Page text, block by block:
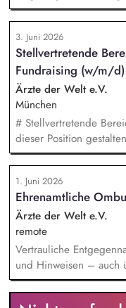
vermögenden
individueller
Planung, Organisation
Fundraising-
Begleitung der
hochrangigen
3. Juni 2026
Stellvertretende
Fundraising (w/m/d)
Ärzte der Welt e.V.
München
# Stellvertretende
dieser Position
Bereichsleitung die
Fundraisings und
Steuerungsaufgaben
Schwerpunkt Ihrer
Weiterentwicklung des
Weiterentwicklung des
und Koordination des
von Maßnahmen
Fundraisingpotenziale.
1. Juni 2026
Ehrenamtliche
Ärzte der Welt e.V.
remote
Vertrauliche
und Hinweisen – auch
Vermittlung bei
Klärungsprozessen.